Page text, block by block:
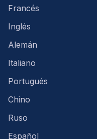
Francés
Inglés
Alemán
Italiano
Portugués
Chino
Ruso
Español